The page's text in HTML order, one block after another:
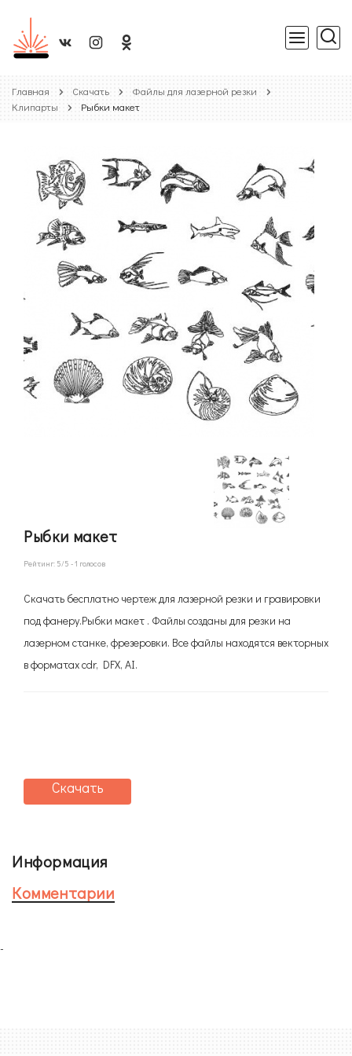
Главная Скачать
Файлы для лазерной резки
Клипарты
Рыбки макет
Рыбки макет
Рейтинг: 5/5 -1 голосов
Скачать бесплатно чертеж для лазерной резки и гравировки
под фанеру.Рыбки макет . Файлы созданы для резки на
лазерном станке, фрезеровки. Все файлы находятся векторных
в форматах cdr, DFX, AI.
Скачать
Информация
Комментарии
-